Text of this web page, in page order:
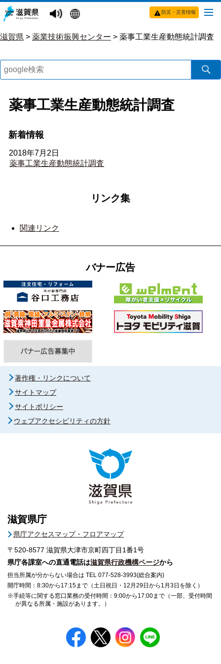
防災・災害情報
滋賀県 > 薬業技術振興センター > 薬事工業生産動態統計調査
薬事工業生産動態統計調査
新着情報
2018年7月2日
薬事工業生産動態統計調査
リンク集
関連リンク
バナー広告
著作権・リンクについて
サイトマップ
サイトポリシー
ウェブアクセシビリティの方針
滋賀県庁
県庁アクセスマップ・フロアマップ
〒520-8577 滋賀県大津市京町四丁目1番1号
県庁各課室への直通電話は滋賀県行政機構ページから
担当所属が分からない場合は TEL 077-528-3993(総合案内)
開庁時間：8:30から17:15まで（土日祝日・12月29日から1月3日を除く）
※手続等に関する窓口業務の受付時間：9:00から17:00まで（一部、受付時間
が異なる所属・施設があります。）